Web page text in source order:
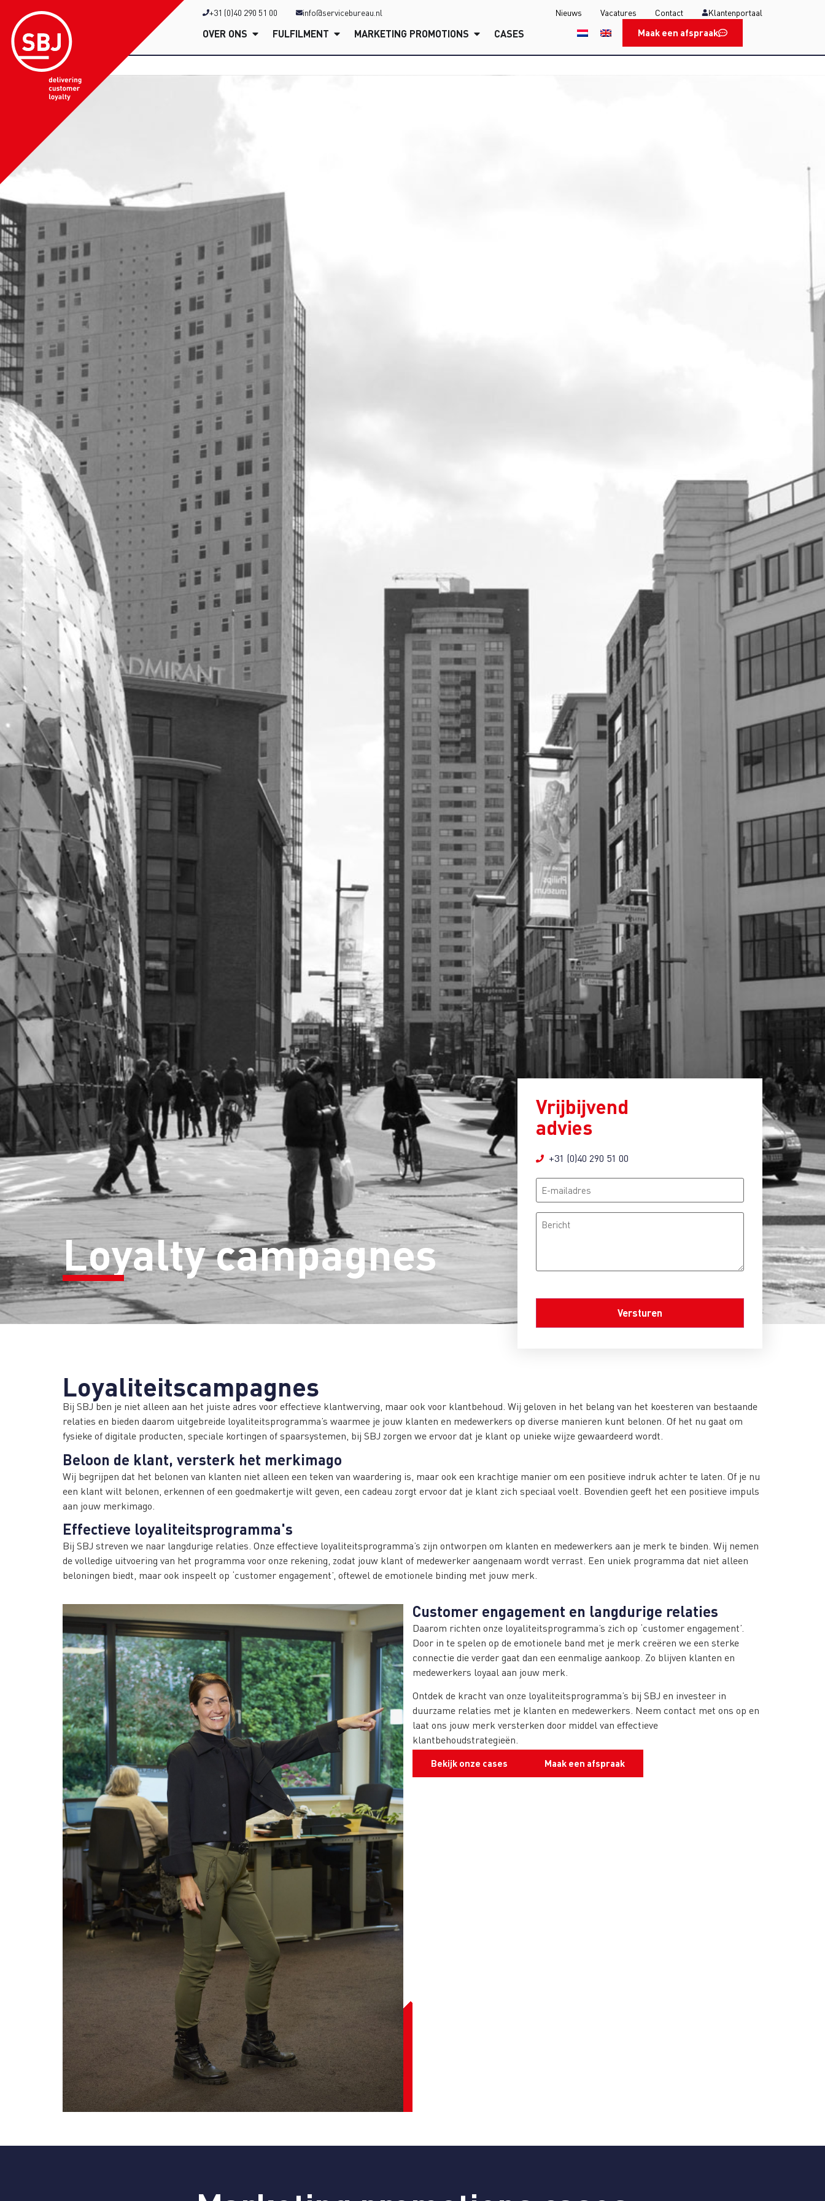
+31 (0)40 290 51 00 info@servicebureau.nl Nieuws Vacatures Contact Klantenportaal
OVER ONS FULFILMENT MARKETING PROMOTIONS CASES Maak een afspraak
Loyalty campagnes
Vrijbijvend
advies
+31 (0)40 290 51 00
E-
mailadres
Bericht
Loyaliteitscampagnes
Bij SBJ ben je niet alleen aan het juiste adres voor effectieve klantwerving, maar ook voor klantbehoud. Wij geloven in het belang van het koesteren van bestaande
relaties en bieden daarom uitgebreide loyaliteitsprogramma’s waarmee je jouw klanten en medewerkers op diverse manieren kunt belonen. Of het nu gaat om
fysieke of digitale producten, speciale kortingen of spaarsystemen, bij SBJ zorgen we ervoor dat je klant op unieke wijze gewaardeerd wordt.
Beloon de klant, versterk het merkimago
Wij begrijpen dat het belonen van klanten niet alleen een teken van waardering is, maar ook een krachtige manier om een positieve indruk achter te laten. Of je nu
een klant wilt belonen, erkennen of een goedmakertje wilt geven, een cadeau zorgt ervoor dat je klant zich speciaal voelt. Bovendien geeft het een positieve impuls
aan jouw merkimago.
Effectieve loyaliteitsprogramma's
Bij SBJ streven we naar langdurige relaties. Onze effectieve loyaliteitsprogramma’s zijn ontworpen om klanten en medewerkers aan je merk te binden. Wij nemen
de volledige uitvoering van het programma voor onze rekening, zodat jouw klant of medewerker aangenaam wordt verrast. Een uniek programma dat niet alleen
beloningen biedt, maar ook inspeelt op ‘customer engagement’, oftewel de emotionele binding met jouw merk.
Customer engagement en langdurige relaties
Daarom richten onze loyaliteitsprogramma’s zich op ‘customer engagement’.
Door in te spelen op de emotionele band met je merk creëren we een sterke
connectie die verder gaat dan een eenmalige aankoop. Zo blijven klanten en
medewerkers loyaal aan jouw merk.
Ontdek de kracht van onze loyaliteitsprogramma’s bij SBJ en investeer in
duurzame relaties met je klanten en medewerkers. Neem contact met ons op en
laat ons jouw merk versterken door middel van effectieve
klantbehoudstrategieën.
Bekijk onze cases
Maak een afspraak